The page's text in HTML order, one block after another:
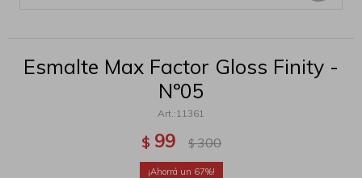
Esmalte Max Factor Gloss Finity -
Nº05
11361
$ 99 $300
67